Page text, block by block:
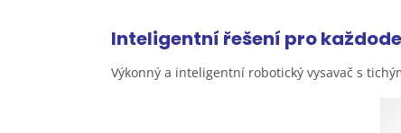
Inteligentní řešení pro
Výkonný a inteligentní robotický vysavač s